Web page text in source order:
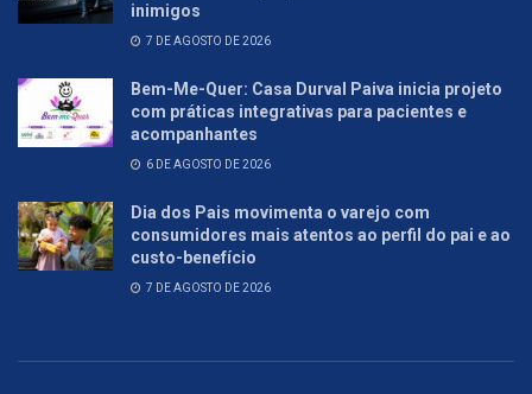
inimigos
7 DE AGOSTO DE 2026
Bem-Me-Quer: Casa Durval Paiva inicia projeto
com práticas integrativas para pacientes e
acompanhantes
6 DE AGOSTO DE 2026
Dia dos Pais movimenta o varejo com
consumidores mais atentos ao perfil do pai e ao
custo-benefício
7 DE AGOSTO DE 2026